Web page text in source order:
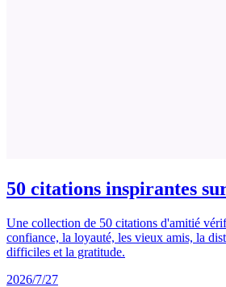
50 citations inspirantes
Une collection de 50 citations d'amitié
confiance, la loyauté, les vieux amis, la
difficiles et la gratitude.
2026/7/27